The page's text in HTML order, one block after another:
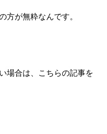
方が無粋なんです。
場合は、こちらの記事を